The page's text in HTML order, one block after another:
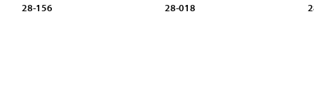
28-156 28-018